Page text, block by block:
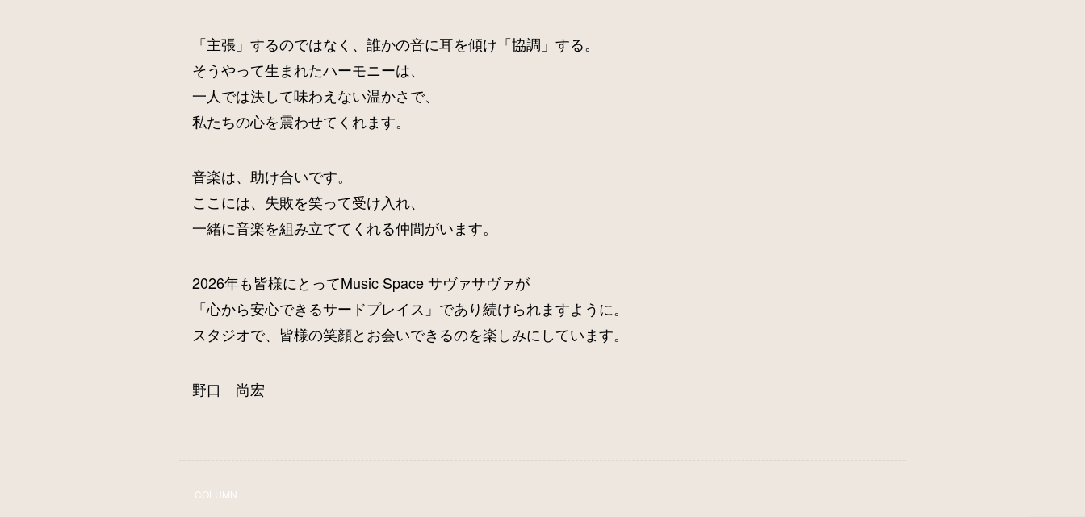
「主張」するのではなく、誰かの音に耳を傾け「協調」する。
そうやって生まれたハーモニーは、
一人では決して味わえない温かさで、
私たちの心を震わせてくれます。
音楽は、助け合いです。
ここには、失敗を笑って受け入れ、
一緒に音楽を組み立ててくれる仲間がいます。
2026年も皆様にとってMusic Space サヴァサヴァが
「心から安心できるサードプレイス」であり続けられますように。
スタジオで、皆様の笑顔とお会いできるのを楽しみにしています。
野口 尚宏
COLUMN